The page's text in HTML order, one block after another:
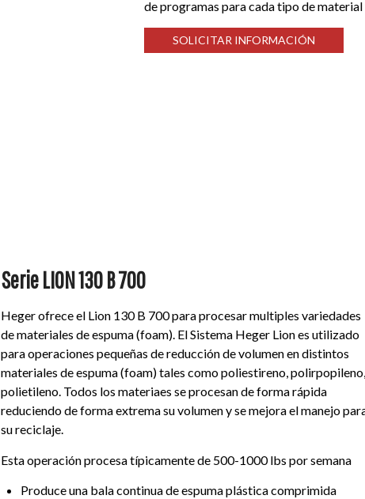
de programas para cada tipo de material
SOLICITAR INFORMACIÓN
Serie LION 130 B 700
Heger ofrece el Lion 130 B 700 para procesar multiples variedades
de materiales de espuma (foam). El Sistema Heger Lion es utilizado
para operaciones pequeñas de reducción de volumen en distintos
materiales de espuma (foam) tales como poliestireno, polirpopileno,
polietileno. Todos los materiaes se procesan de forma rápida
reduciendo de forma extrema su volumen y se mejora el manejo
su reciclaje.
Esta operación procesa típicamente de 500-1000 lbs por semana
Produce una bala continua de espuma plástica comprimida